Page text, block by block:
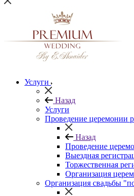
Услуги
Назад
Услуги
Проведение церемонии
Назад
Проведение
Выездная
Торжественная
Организация
Организация свадьбы